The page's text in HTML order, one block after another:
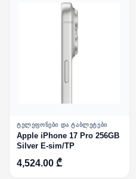
ᲢᲔᲚᲔᲤᲝᲜᲔᲑᲘ ᲓᲐ ᲢᲐᲑᲚᲔᲢᲔᲑᲘ
Apple iPhone 17 Pro 256GB
Silver E-sim/TP
4,524.00 ₾